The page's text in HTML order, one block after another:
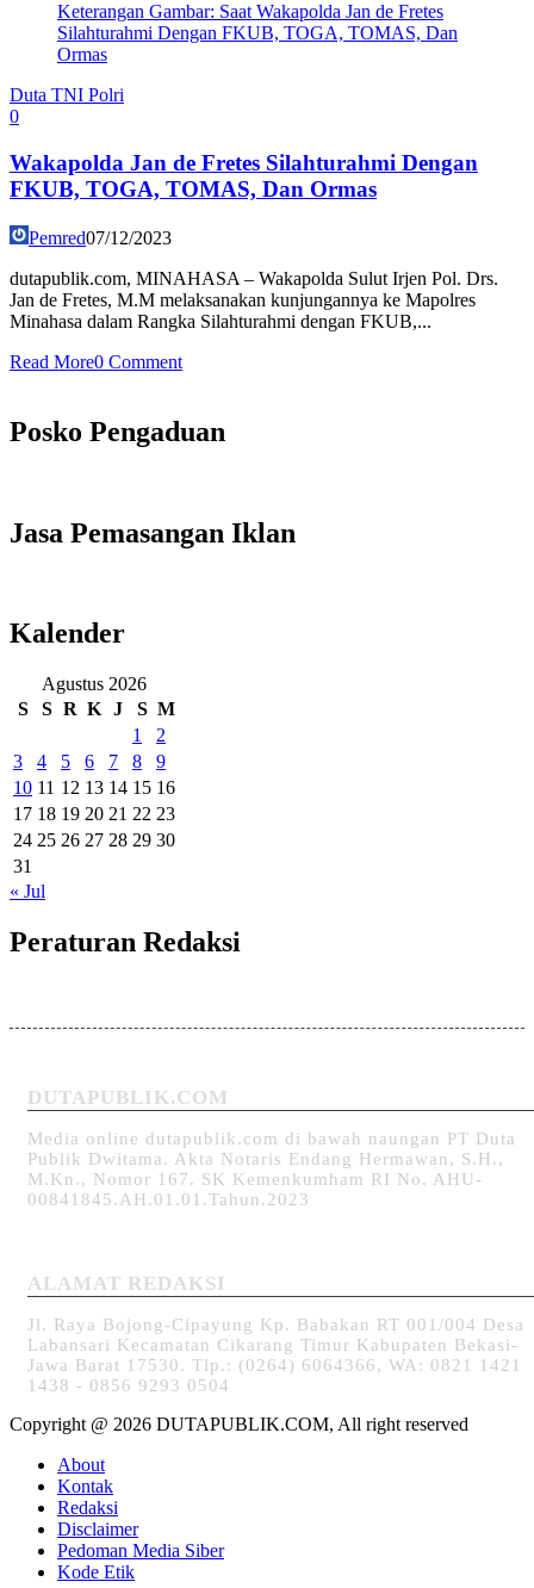
Keterangan Gambar: Saat Wakapolda Jan de Fretes
Silahturahmi Dengan FKUB, TOGA, TOMAS, Dan
Ormas
Duta TNI Polri
0
Wakapolda Jan de Fretes Silahturahmi Dengan
FKUB, TOGA, TOMAS, Dan Ormas
Pemred07/12/2023
dutapublik.com, MINAHASA – Wakapolda Sulut Irjen Pol. Drs.
Jan de Fretes, M.M melaksanakan kunjungannya ke Mapolres
Minahasa dalam Rangka Silahturahmi dengan FKUB,...
Read More0 Comment
Posko Pengaduan
Jasa Pemasangan Iklan
Kalender
Agustus 2026
S
S R K J S M
1
2
3
4 5 6 7 8
9
10 11 12 13 14 15 16
17 18 19 20 21 22 23
24 25 26 27 28 29 30
31
« Jul
Peraturan Redaksi
DUTAPUBLIK.COM
Media online dutapublik.com di bawah naungan PT Duta
Publik Dwitama. Akta Notaris Endang Hermawan, S.H.,
M.Kn., Nomor 167. SK Kemenkumham RI No. AHU-
00841845.AH.01.01.Tahun.2023
ALAMAT REDAKSI
Jl. Raya Bojong-Cipayung Kp. Babakan RT 001/004 Desa
Labansari Kecamatan Cikarang Timur Kabupaten Bekasi-
Jawa Barat 17530. Tlp.: (0264) 6064366, WA: 0821 1421
1438 - 0856 9293 0504
Copyright @ 2026 DUTAPUBLIK.COM, All right reserved
About
Kontak
Redaksi
Disclaimer
Pedoman Media Siber
Kode Etik